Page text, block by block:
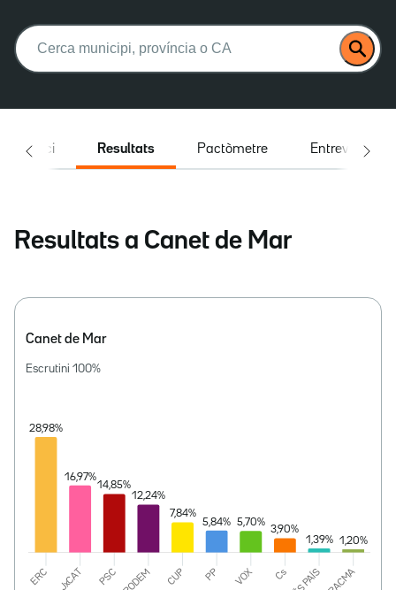
Buscar:
Inici Resultats Pactòmetre Entrevistes
Resultats a Canet de Mar
Canet de Mar
Escrutini 100%